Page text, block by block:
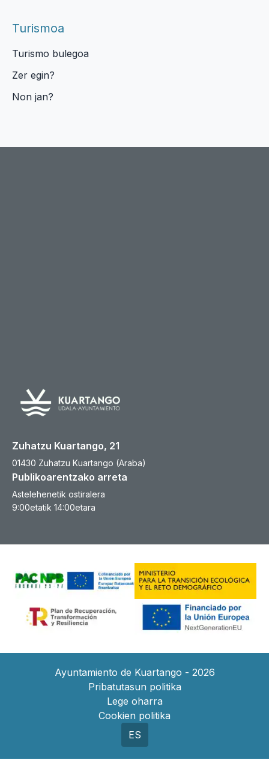
Turismoa
Turismo bulegoa
Zer egin?
Non jan?
Zuhatzu Kuartango, 21
01430 Zuhatzu Kuartango (Araba)
Publikoarentzako arreta
Astelehenetik ostiralera
9:00etatik 14:00etara
Ayuntamiento de Kuartango - 2026
Pribatutasun politika
Lege oharra
Cookien politika
ES